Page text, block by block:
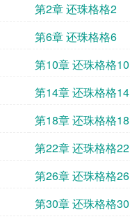
第2章 还珠格格2
第6章 还珠格格6
第10章 还珠格格10
第14章 还珠格格14
第18章 还珠格格18
第22章 还珠格格22
第26章 还珠格格26
第30章 还珠格格30